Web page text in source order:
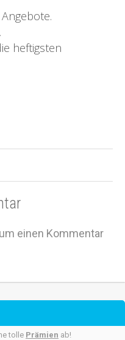
heftigsten
einen Kommentar
tolle Prämien ab!